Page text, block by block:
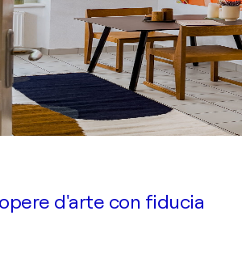
d'arte con fiducia